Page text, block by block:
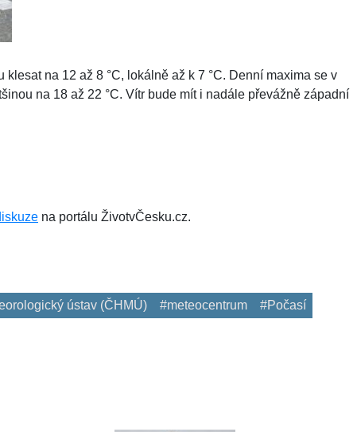
klesat na 12 až 8 °C, lokálně až k 7 °C. Denní maxima se v
na 18 až 22 °C. Vítr bude mít i nadále převážně západní
na portálu ŽivotvČesku.cz.
ústav (ČHMÚ) #meteocentrum
#Počasí